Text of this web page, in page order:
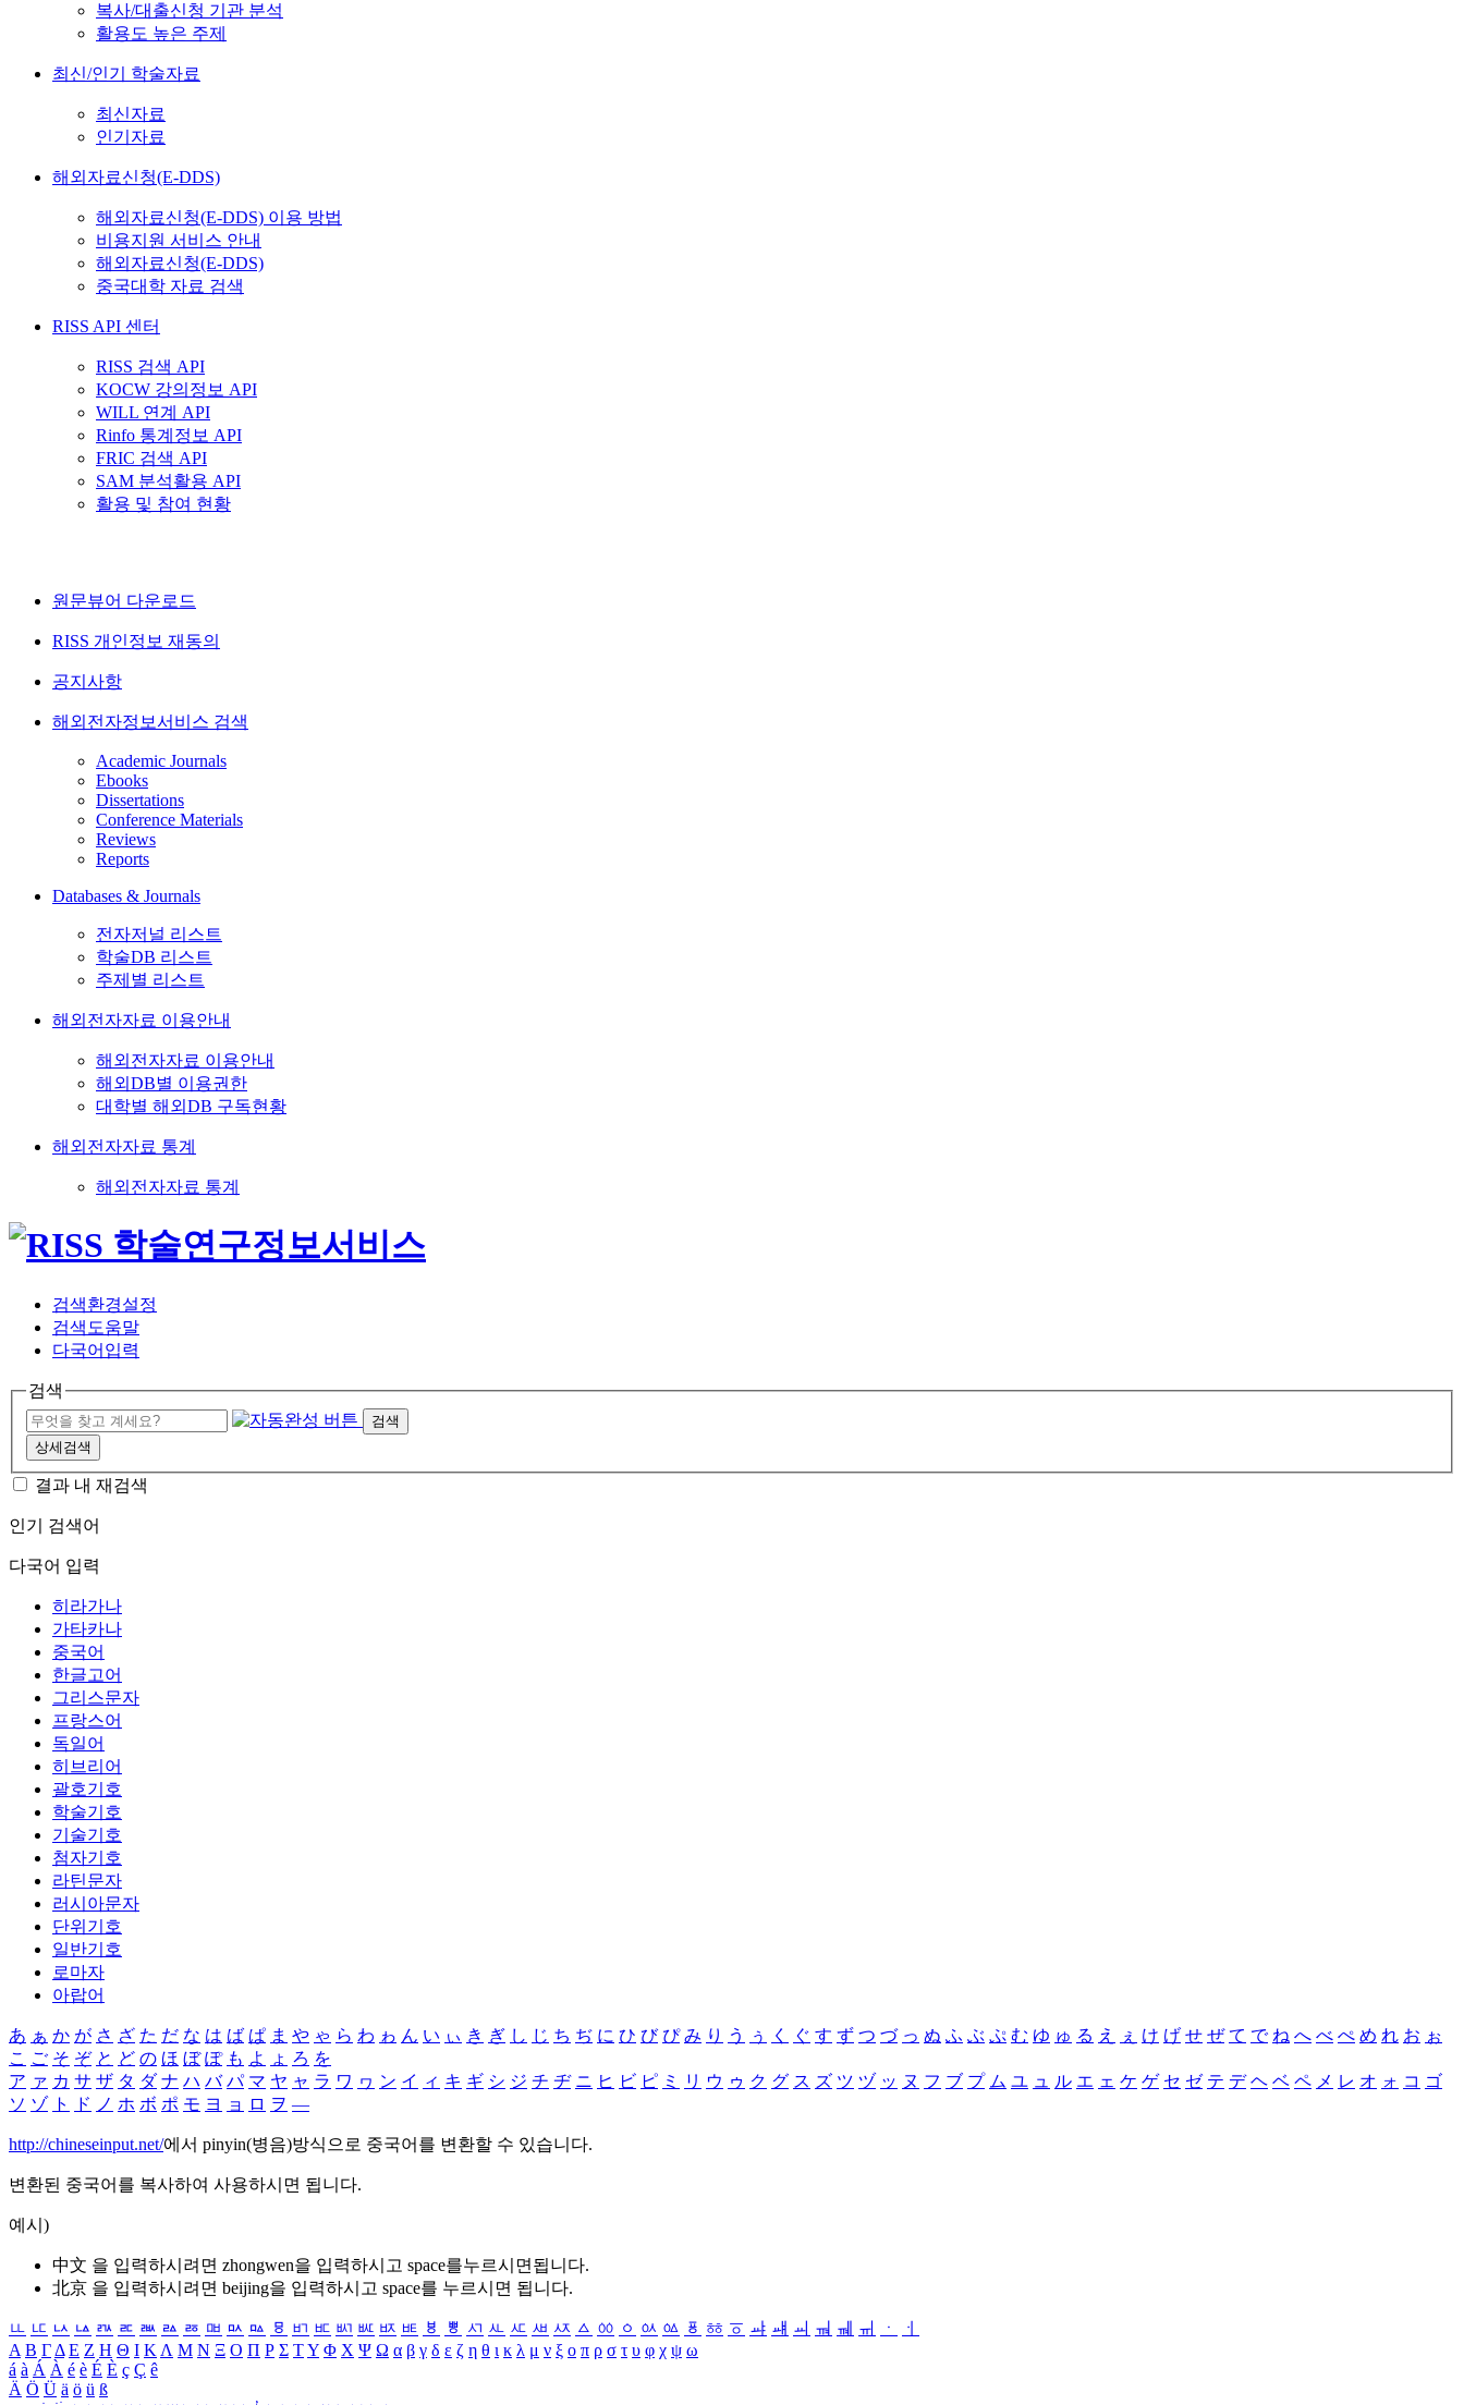
복사/대출신청 기관 분석
활용도 높은 주제
최신/인기 학술자료
최신자료
인기자료
해외자료신청(E-DDS)
해외자료신청(E-DDS) 이용 방법
비용지원 서비스 안내
해외자료신청(E-DDS)
중국대학 자료 검색
RISS API 센터
RISS 검색 API
KOCW 강의정보 API
WILL 연계 API
Rinfo 통계정보 API
FRIC 검색 API
SAM 분석활용 API
활용 및 참여 현황
원문뷰어 다운로드
RISS 개인정보 재동의
공지사항
해외전자정보서비스 검색
Academic Journals
Ebooks
Dissertations
Conference Materials
Reviews
Reports
Databases & Journals
전자저널 리스트
학술DB 리스트
주제별 리스트
해외전자자료 이용안내
해외전자자료 이용안내
해외DB별 이용권한
대학별 해외DB 구독현황
해외전자자료 통계
해외전자자료 통계
검색환경설정
검색도움말
다국어입력
검색
검색
상세검색
결과 내 재검색
인기 검색어
다국어 입력
히라가나
가타카나
중국어
한글고어
그리스문자
프랑스어
독일어
히브리어
괄호기호
학술기호
기술기호
첨자기호
라틴문자
러시아문자
단위기호
일반기호
로마자
아랍어
あ ぁ か が さ ざ た だ な は ば ぱ ま や ゃ ら わ ゎ ん い ぃ き ぎ し じ ち ぢ に ひ び ぴ み り う ぅ く ぐ す ず つ づ っ ぬ ふ ぶ ぷ む ゆ ゅ る え ぇ け げ せ ぜ て で ね へ べ ぺ め れ お ぉ
こ ご そ ぞ と ど の ほ ぼ ぽ も よ ょ ろ を
ア ァ カ サ ザ タ ダ ナ ハ バ パ マ ヤ ャ ラ ワ ヮ ン イ ィ キ ギ シ ジ チ ヂ ニ ヒ ビ ピ ミ リ ウ ゥ ク グ ス ズ ツ ヅ ッ ヌ フ ブ プ ム ユ ュ ル エ ェ ケ ゲ セ ゼ テ デ ヘ ベ ペ メ レ オ ォ コ ゴ
ソ ゾ ト ド ノ ホ ボ ポ モ ヨ ョ ロ ヲ ―
http://chineseinput.net/에서 pinyin(병음)방식으로 중국어를 변환할 수 있습니다.
변환된 중국어를 복사하여 사용하시면 됩니다.
예시)
中文 을 입력하시려면 zhongwen을 입력하시고 space를누르시면됩니다.
北京 을 입력하시려면 beijing을 입력하시고 space를 누르시면 됩니다.
ㅥ ㅦ ㅧ ㅨ ㅩ ㅪ ㅫ ㅬ ㅭ ㅮ ㅯ ㅰ ㅱ ㅲ ㅳ ㅴ ㅵ ㅶ ㅷ ㅸ ㅹ ㅺ ㅻ ㅼ ㅽ ㅾ ㅿ ㆀ ㆁ ㆂ ㆃ ㆄ ㆅ ㆆ ㆇ ㆈ ㆉ ㆊ ㆋ ㆌ ㆍ
ㆎ
Α Β ΓΔ Ε Ζ Η Θ Ι ΚΛ Μ Ν Ξ Ο Π Ρ Σ ΤΥ Φ Χ Ψ Ω α β γ δ ε ζ η θ ι κ λ μ ν ξ ο π ρ σ τ υ φ χ ψ ω
á à Á À é è É È ç Ç ê
Ä Ö Ü ä ö ü ß